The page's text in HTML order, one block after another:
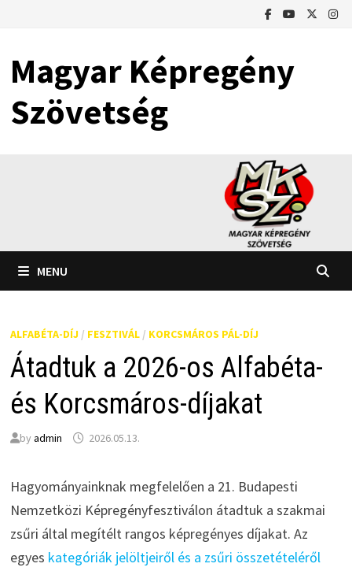
Magyar Képregény
Szövetség
MENU
ALFABÉTA-DÍJ/ FESZTIVÁL/ KORCSMÁROS PÁL-DÍJ
Átadtuk a 2026-os Alfabéta-
és Korcsmáros-díjakat
by admin 2026.05.13.
Hagyományainknak megfelelően a 21. Budapesti
Nemzetközi Képregényfesztiválon átadtuk a szakmai
zsűri által megítélt rangos képregényes díjakat. Az
egyes kategóriák jelöltjeiről és a zsűri összetételéről